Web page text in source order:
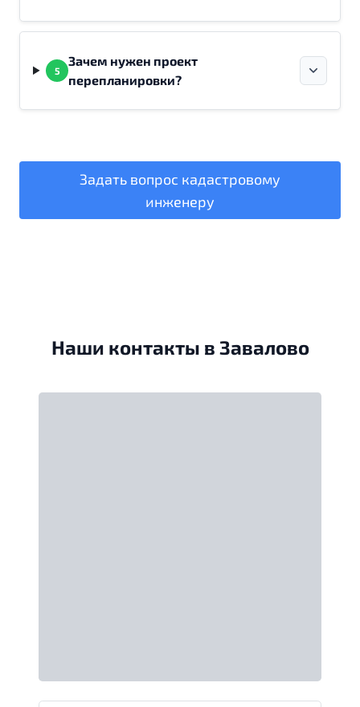
5
Зачем нужен проект
перепланировки?
Задать вопрос кадастровому
инженеру
Наши контакты в Завалово